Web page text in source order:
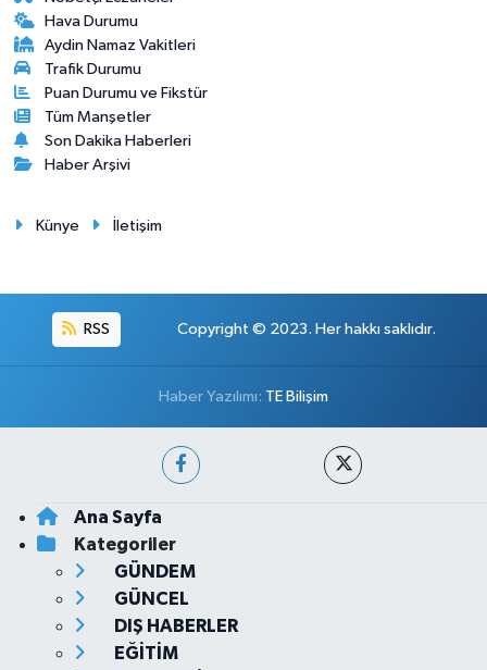
Hava Durumu
Aydin Namaz Vakitleri
Trafik Durumu
Puan Durumu ve Fikstür
Tüm Manşetler
Son Dakika Haberleri
Haber Arşivi
Künye İletişim
RSS Copyright © 2023. Her hakkı saklıdır.
Haber Yazılımı: TE Bilişim
Ana Sayfa
Kategoriler
GÜNDEM
GÜNCEL
DIŞ HABERLER
EĞİTİM